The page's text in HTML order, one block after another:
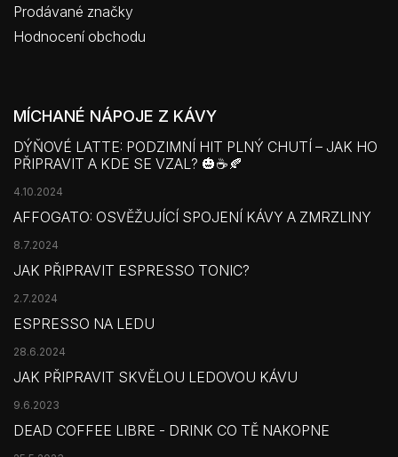
Prodávané značky
Hodnocení obchodu
MÍCHANÉ NÁPOJE Z KÁVY
DÝŇOVÉ LATTE: PODZIMNÍ HIT PLNÝ CHUTÍ – JAK HO
PŘIPRAVIT A KDE SE VZAL? 🎃☕🍂
4.10.2024
AFFOGATO: OSVĚŽUJÍCÍ SPOJENÍ KÁVY A ZMRZLINY
8.7.2024
JAK PŘIPRAVIT ESPRESSO TONIC?
2.7.2024
ESPRESSO NA LEDU
28.6.2024
JAK PŘIPRAVIT SKVĚLOU LEDOVOU KÁVU
9.6.2023
DEAD COFFEE LIBRE - DRINK CO TĚ NAKOPNE